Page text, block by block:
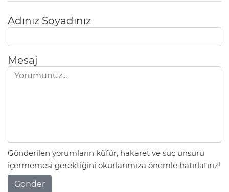
Adınız Soyadınız
Mesaj
Gönderilen yorumların küfür, hakaret ve suç unsuru
içermemesi gerektiğini okurlarımıza önemle hatırlatırız!
Gönder